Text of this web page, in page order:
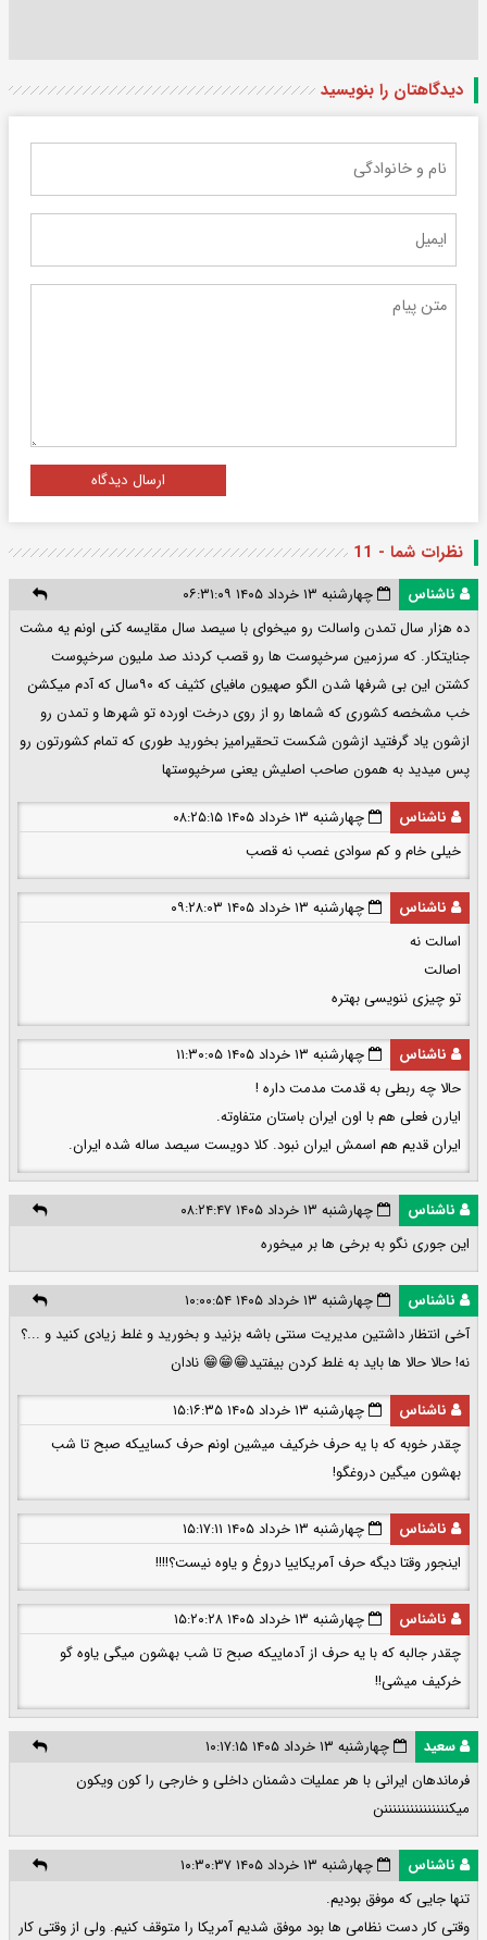
دیدگاهتان را بنویسید
ارسال دیدگاه
نظرات شما - 11
ناشناس
چهارشنبه ۱۳ خرداد ۱۴۰۵ ۰۶:۳۱:۰۹
ده هزار سال تمدن واسالت رو میخوای با سیصد سال مقایسه کنی اونم یه مشت
جنایتکار. که سرزمین سرخپوست ها رو قصب کردند صد ملیون سرخپوست
کشتن این بی شرفها شدن الگو صهیون مافیای کثیف که ۹۰سال که آدم میکشن
خب مشخصه کشوری که شماها رو از روی درخت اورده تو شهرها و تمدن رو
ازشون یاد گرفتید ازشون شکست تحقیرامیز بخورید طوری که تمام کشورتون رو
پس میدید به همون صاحب اصلیش یعنی سرخپوستها
ناشناس
چهارشنبه ۱۳ خرداد ۱۴۰۵ ۰۸:۲۵:۱۵
خیلی خام و کم سوادی غصب نه قصب
ناشناس
چهارشنبه ۱۳ خرداد ۱۴۰۵ ۰۹:۲۸:۰۳
اسالت نه
اصالت
تو چیزی ننویسی بهتره
ناشناس
چهارشنبه ۱۳ خرداد ۱۴۰۵ ۱۱:۳۰:۰۵
حالا چه ربطی به قدمت مدمت داره !
ایارن فعلی هم با اون ایران باستان متفاوته.
ایران قدیم هم اسمش ایران نبود. کلا دویست سیصد ساله شده ایران.
ناشناس
چهارشنبه ۱۳ خرداد ۱۴۰۵ ۰۸:۲۴:۴۷
این جوری نگو به برخی ها بر میخوره
ناشناس
چهارشنبه ۱۳ خرداد ۱۴۰۵ ۱۰:۰۰:۵۴
آخی انتظار داشتین مدیریت سنتی باشه بزنید و بخورید و غلط زیادی کنید و ...؟
نه! حالا حالا ها باید به غلط کردن بیفتید😁😁😁 نادان
ناشناس
چهارشنبه ۱۳ خرداد ۱۴۰۵ ۱۵:۱۶:۳۵
چقدر خوبه که با یه حرف خرکیف میشین اونم حرف کساییکه صبح تا شب
بهشون میگین دروغگو!
ناشناس
چهارشنبه ۱۳ خرداد ۱۴۰۵ ۱۵:۱۷:۱۱
اینجور وقتا دیگه حرف آمریکاییا دروغ و یاوه نیست؟!!!!
ناشناس
چهارشنبه ۱۳ خرداد ۱۴۰۵ ۱۵:۲۰:۲۸
چقدر جالبه که با یه حرف از آدماییکه صبح تا شب بهشون میگی یاوه گو
خرکیف میشی!!
سعید
چهارشنبه ۱۳ خرداد ۱۴۰۵ ۱۰:۱۷:۱۵
فرماندهان ایرانی با هر عملیات دشمنان داخلی و خارجی را کون ویکون
میکنننننننننننننننن
ناشناس
چهارشنبه ۱۳ خرداد ۱۴۰۵ ۱۰:۳۰:۳۷
تنها جایی که موفق بودیم.
وقتی کار دست نظامی ها بود موفق شدیم آمریکا را متوقف کنیم. ولی از وقتی کار